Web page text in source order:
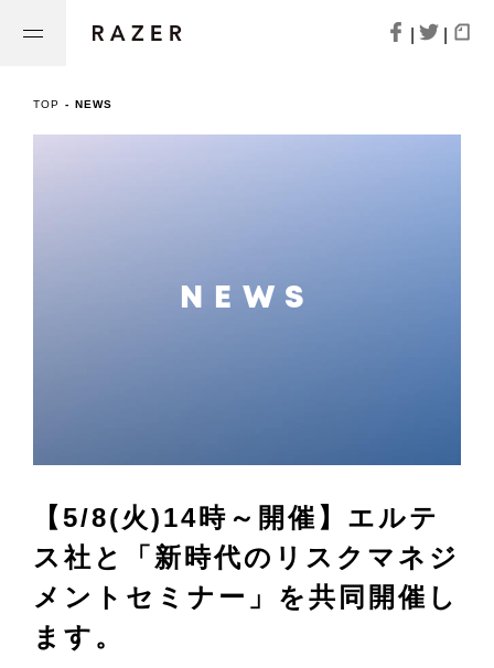
TOP - NEWS
NEWS
【5/8(火)14時～開催】エルテ
ス社と「新時代のリスクマネジ
メントセミナー」を共同開催し
ます。